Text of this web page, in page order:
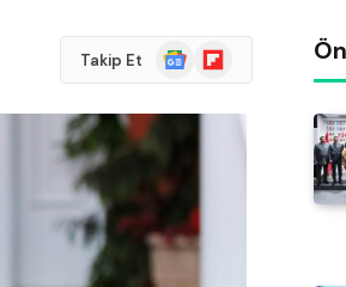
Takip Et
Google
News
Flipboard